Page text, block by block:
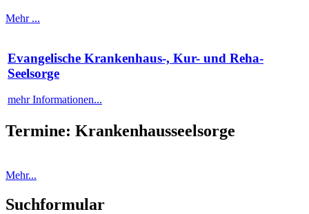
Mehr ...
Evangelische Krankenhaus-, Kur- und Reha-
Seelsorge
mehr Informationen...
Termine: Krankenhausseelsorge
Mehr...
Suchformular